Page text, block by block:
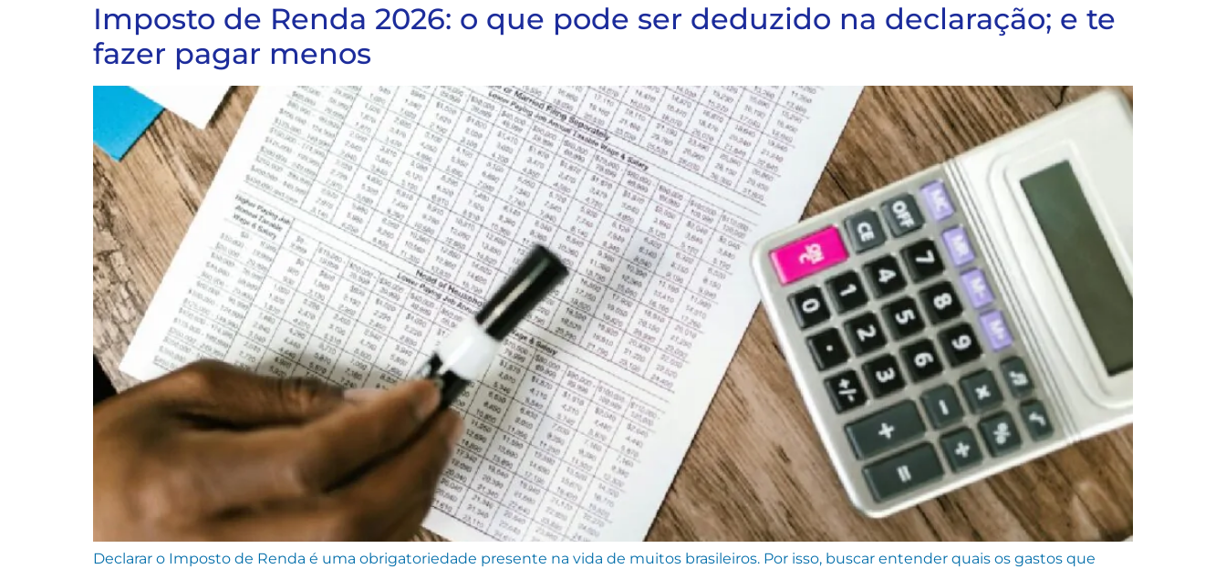
Imposto de Renda 2026: o que pode ser deduzido na declaração; e te
fazer pagar menos
Declarar o Imposto de Renda é uma obrigatoriedade presente na vida de muitos brasileiros. Por isso, buscar entender quais os gastos que